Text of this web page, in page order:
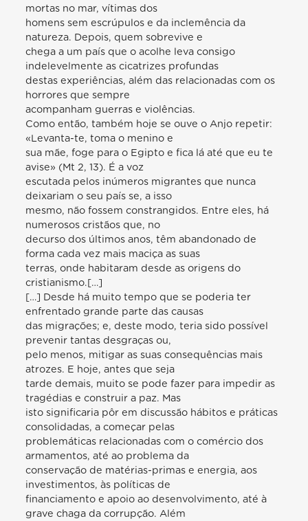
mortas no mar, vítimas dos
homens sem escrúpulos e da inclemência da
natureza. Depois, quem sobrevive e
chega a um país que o acolhe leva consigo
indelevelmente as cicatrizes profundas
destas experiências, além das relacionadas com os
horrores que sempre
acompanham guerras e violências.
Como então, também hoje se ouve o Anjo repetir:
«Levanta-te, toma o menino e
sua mãe, foge para o Egipto e fica lá até que eu te
avise» (Mt 2, 13). É a voz
escutada pelos inúmeros migrantes que nunca
deixariam o seu país se, a isso
mesmo, não fossem constrangidos. Entre eles, há
numerosos cristãos que, no
decurso dos últimos anos, têm abandonado de
forma cada vez mais maciça as suas
terras, onde habitaram desde as origens do
cristianismo.[…]
[…] Desde há muito tempo que se poderia ter
enfrentado grande parte das causas
das migrações; e, deste modo, teria sido possível
prevenir tantas desgraças ou,
pelo menos, mitigar as suas consequências mais
atrozes. E hoje, antes que seja
tarde demais, muito se pode fazer para impedir as
tragédias e construir a paz. Mas
isto significaria pôr em discussão hábitos e práticas
consolidadas, a começar pelas
problemáticas relacionadas com o comércio dos
armamentos, até ao problema da
conservação de matérias-primas e energia, aos
investimentos, às políticas de
financiamento e apoio ao desenvolvimento, até à
grave chaga da corrupção. Além